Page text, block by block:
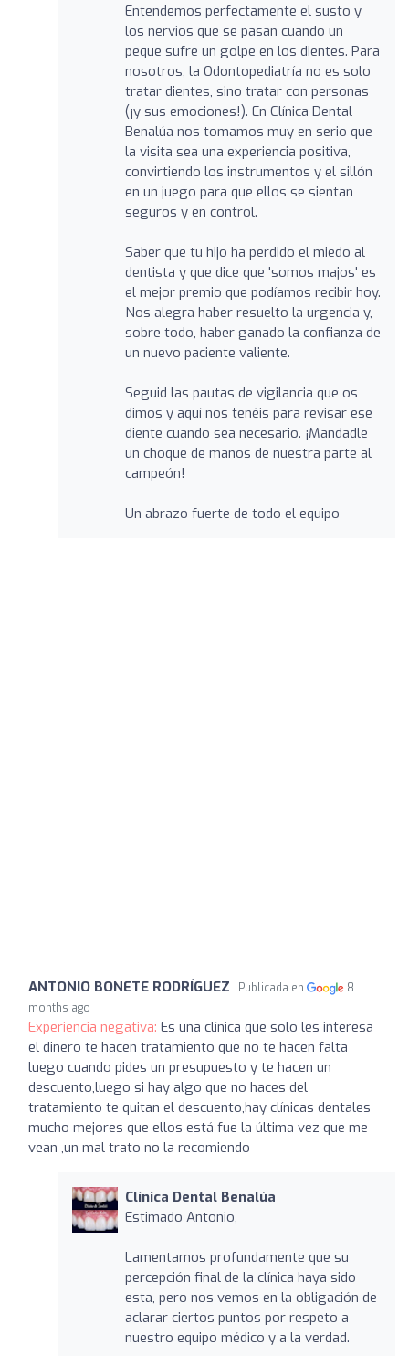
Entendemos perfectamente el susto y
los nervios que se pasan cuando un
peque sufre un golpe en los dientes. Para
nosotros, la Odontopediatría no es solo
tratar dientes, sino tratar con personas
(¡y sus emociones!). En Clínica Dental
Benalúa nos tomamos muy en serio que
la visita sea una experiencia positiva,
convirtiendo los instrumentos y el sillón
en un juego para que ellos se sientan
seguros y en control.
Saber que tu hijo ha perdido el miedo al
dentista y que dice que 'somos majos' es
el mejor premio que podíamos recibir hoy.
Nos alegra haber resuelto la urgencia y,
sobre todo, haber ganado la confianza de
un nuevo paciente valiente.
Seguid las pautas de vigilancia que os
dimos y aquí nos tenéis para revisar ese
diente cuando sea necesario. ¡Mandadle
un choque de manos de nuestra parte al
campeón!
Un abrazo fuerte de todo el equipo
ANTONIO BONETE RODRÍGUEZ Publicada en
8
months ago
Experiencia negativa: Es una clínica que solo les interesa
el dinero te hacen tratamiento que no te hacen falta
luego cuando pides un presupuesto y te hacen un
descuento,luego si hay algo que no haces del
tratamiento te quitan el descuento,hay clínicas dentales
mucho mejores que ellos está fue la última vez que me
vean ,un mal trato no la recomiendo
Clínica Dental Benalúa
Estimado Antonio,
Lamentamos profundamente que su
percepción final de la clínica haya sido
esta, pero nos vemos en la obligación de
aclarar ciertos puntos por respeto a
nuestro equipo médico y a la verdad.